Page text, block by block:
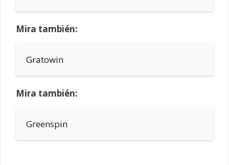
Mira también:
Gratowin
Mira también:
Greenspin